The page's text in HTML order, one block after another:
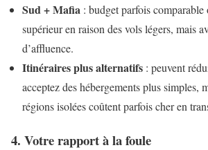
Sud + Mafia : budget parfois comparable
supérieur en raison des vols légers, mais
d’affluence.
Itinéraires plus alternatifs : peuvent
acceptez des hébergements plus simples,
régions isolées coûtent parfois cher en
4. Votre rapport à la foule